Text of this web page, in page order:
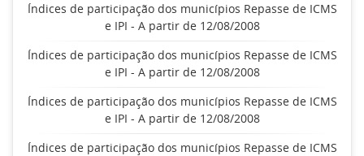
Índices de participação dos municípios Repasse de ICMS
e IPI - A partir de 12/08/2008
Índices de participação dos municípios Repasse de ICMS
e IPI - A partir de 12/08/2008
Índices de participação dos municípios Repasse de ICMS
e IPI - A partir de 12/08/2008
Índices de participação dos municípios Repasse de ICMS